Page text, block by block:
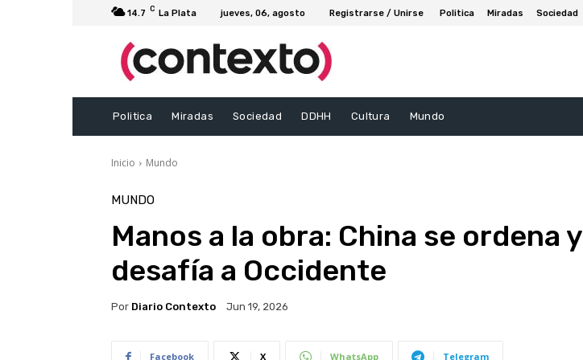
14.7 C La Plata jueves, 06, agosto Registrarse / Unirse Politica Miradas Sociedad
Politica Miradas Sociedad DDHH Cultura Mundo
Inicio Mundo
MUNDO
Manos a la obra: China se ordena y
desafía a Occidente
Por Diario Contexto Jun 19, 2026
Facebook X WhatsApp Telegram